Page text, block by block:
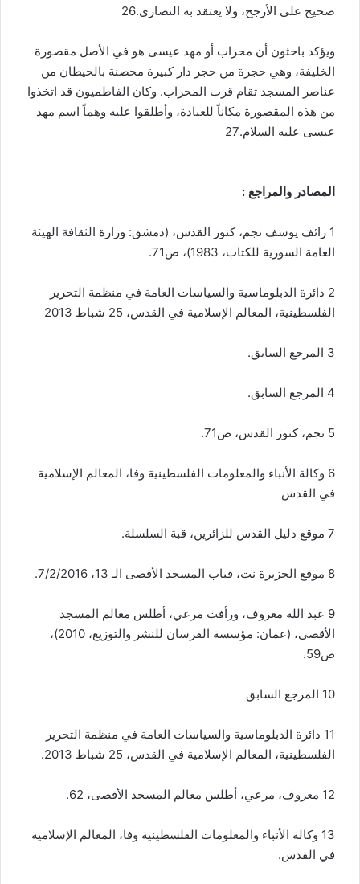
صحيح على الأرجح، ولا يعتقد به النصارى.26
ويؤكد باحثون أن محراب أو مهد عيسى هو في الأصل مقصورة
الخليفة، وهي حجرة من حجر دار كبيرة محصنة بالحيطان من
عناصر المسجد تقام قرب المحراب. وكان الفاطميون قد اتخذوا
من هذه المقصورة مكاناً للعبادة، وأطلقوا عليه وهماً اسم مهد
عيسى عليه السلام.27
المصادر والمراجع :
1 رائف يوسف نجم، كنوز القدس، (دمشق: وزارة الثقافة الهيئة
العامة السورية للكتاب، 1983)، ص71.
2 دائرة الدبلوماسية والسياسات العامة في منظمة التحرير
الفلسطينية، المعالم الإسلامية في القدس، 25 شباط 2013
3 المرجع السابق.
4 المرجع السابق.
5 نجم، كنوز القدس، ص71.
6 وكالة الأنباء والمعلومات الفلسطينية وفا، المعالم الإسلامية
في القدس
7 موقع دليل القدس للزائرين، قبة السلسلة.
8 موقع الجزيرة نت، قباب المسجد الأقصى الـ 13، 7/2/2016.
9 عبد الله معروف، ورأفت مرعي، أطلس معالم المسجد
الأقصى، (عمان: مؤسسة الفرسان للنشر والتوزيع، 2010)،
ص59.
10 المرجع السابق
11 دائرة الدبلوماسية والسياسات العامة في منظمة التحرير
الفلسطينية، المعالم الإسلامية في القدس، 25 شباط 2013.
12 معروف، مرعي، أطلس معالم المسجد الأقصى، 62.
13 وكالة الأنباء والمعلومات الفلسطينية وفا، المعالم الإسلامية
في القدس.